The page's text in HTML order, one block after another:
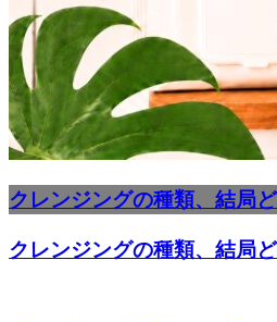
クレンジングの種類、結局
クレンジングの種類、結局